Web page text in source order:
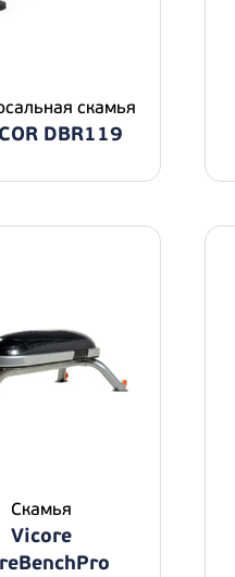
скамья
DBR119
Скамья
Vicore